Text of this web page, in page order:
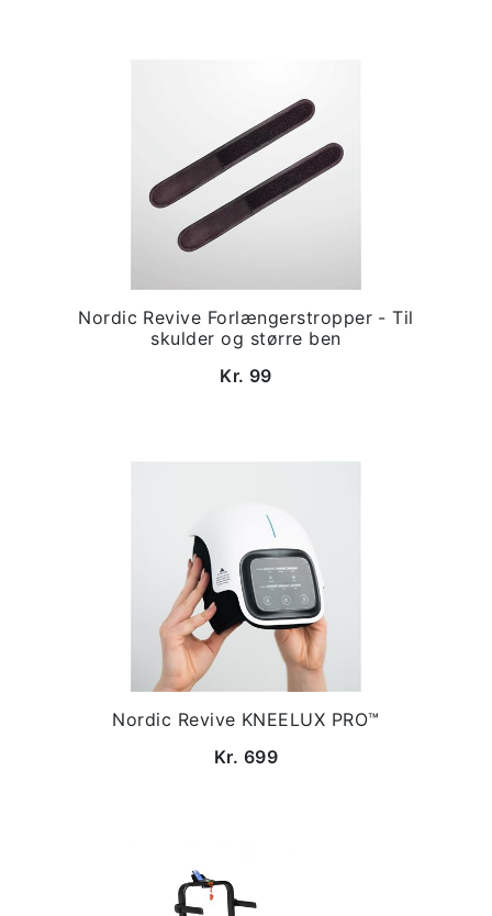
Nordic Revive Forlængerstropper - Til
skulder og større ben
Kr. 99
Nordic Revive KNEELUX PRO™
Kr. 699